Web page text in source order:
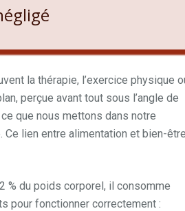
la thérapie, l’exercice physique
perçue avant tout sous l’angle de
que nous mettons dans notre
lien entre alimentation et bien-être
% du poids corporel, il consomme
pour fonctionner correctement :